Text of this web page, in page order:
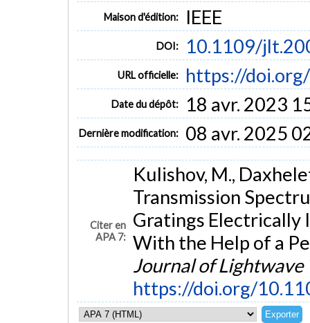
Maison d'édition: IEEE
DOI: 10.1109/
URL officielle: https://
Date du dépôt: 18 avr. 2023
Dernière modification: 08 avr. 2025
Citer en
APA 7:
Kulishov, M.,
Transmission
Gratings Electrically
With the Help of a
Journal of Lightwave
https://doi.org/